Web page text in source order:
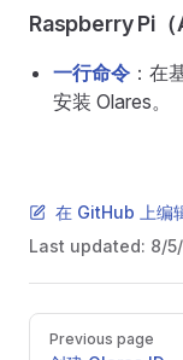
Raspberry Pi（
一行命令 ：在
安装 Olares。
在 GitHub 上编
Last updated: 8/
Pager
Previous page